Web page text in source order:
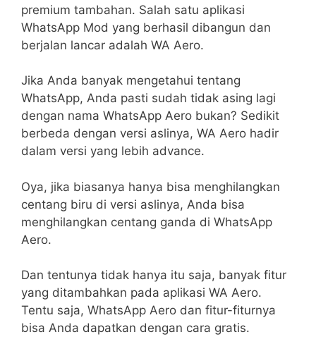
premium tambahan. Salah satu aplikasi
WhatsApp Mod yang berhasil dibangun dan
berjalan lancar adalah WA Aero.
Jika Anda banyak mengetahui tentang
WhatsApp, Anda pasti sudah tidak asing lagi
dengan nama WhatsApp Aero bukan? Sedikit
berbeda dengan versi aslinya, WA Aero hadir
dalam versi yang lebih advance.
Oya, jika biasanya hanya bisa menghilangkan
centang biru di versi aslinya, Anda bisa
menghilangkan centang ganda di WhatsApp
Aero.
Dan tentunya tidak hanya itu saja, banyak fitur
yang ditambahkan pada aplikasi WA Aero.
Tentu saja, WhatsApp Aero dan fitur-fiturnya
bisa Anda dapatkan dengan cara gratis.